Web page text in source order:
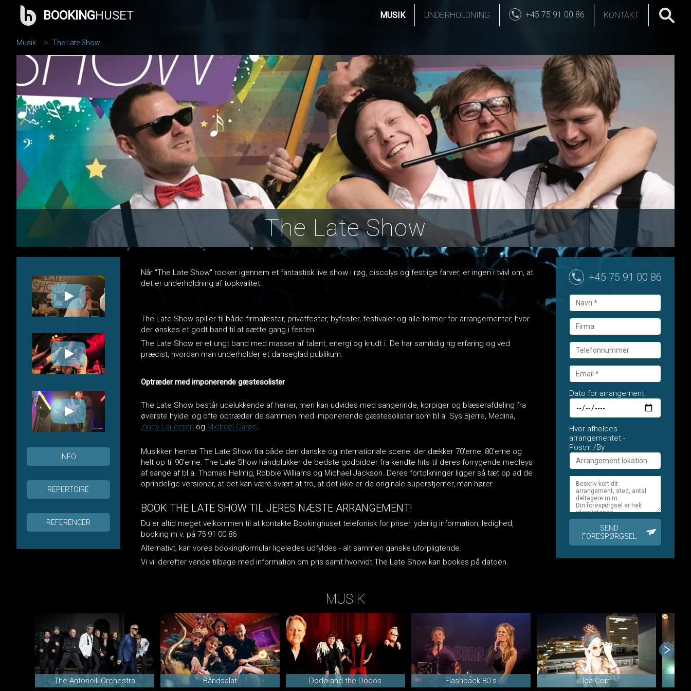
BOOKINGHUSET MUSIK UNDERHOLDNING +45 75 91 00 86 KONTAKT
Musik The Late Show
The Late Show
Når "The Late Show" rocker igennem et fantastisk live show i røg, discolys og festlige farver, er ingen i tvivl om, at
det er underholdning af topkvalitet.
The Late Show spiller til både firmafester, privatfester, byfester, festivaler og alle former for arrangementer, hvor
der ønskes et godt band til at sætte gang i festen.
The Late Show er et ungt band med masser af talent, energi og krudt i. De har samtidig rig erfaring og ved
præcist, hvordan man underholder et danseglad publikum.
Optræder med imponerende gæstesolister
The Late Show består udelukkende af herrer, men kan udvides med sangerinde, korpiger og blæserafdeling fra
øverste hylde, og ofte optræder de sammen med imponerende gæstesolister som bl.a. Sys Bjerre, Medina,
Zindy Lauersen og Michael Carøe.
Musikken henter The Late Show fra både den danske og internationale scene, der dækker 70'erne, 80'erne og
helt op til 90'erne. The Late Show håndplukker de bedste godbidder fra kendte hits til deres forrygende medleys
af sange af bl.a. Thomas Helmig, Robbie Williams og Michael Jackson. Deres fortolkninger ligger så tæt op ad de
oprindelige versioner, at det kan være svært at tro, at det ikke er de originale superstjerner, man hører.
BOOK THE LATE SHOW TIL JERES NÆSTE ARRANGEMENT!
Du er altid meget velkommen til at kontakte Bookinghuset telefonisk for priser, yderlig information, ledighed,
booking m.v. på 75 91 00 86
Alternativt, kan vores bookingformular ligeledes udfyldes - alt sammen ganske uforpligtende.
Vi vil derefter vende tilbage med information om pris samt hvorvidt The Late Show kan bookes på datoen.
INFO
REPERTOIRE
REFERENCER
+45 75 91 00 86
Dato for arrangement
Hvor afholdes
arrangementet -
Postnr./By
SEND
FORESPØRGSEL
MUSIK
The Antonelli Orchestra Båndsalat Dodo and the Dodos Flashback 80`s Ida Corr